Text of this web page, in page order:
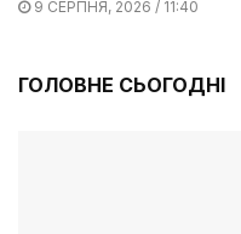
9 СЕРПНЯ, 2026 / 11:40
ГОЛОВНЕ СЬОГОДНІ